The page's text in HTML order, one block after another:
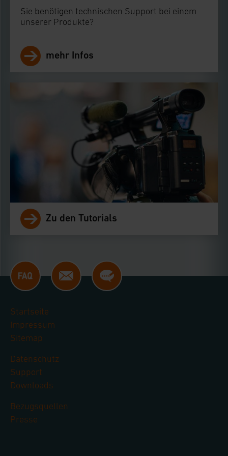
längerfristig gespeichert werden und dieses Banner
erneut angezeigt wird.
Impressum
Sie benötigen technischen Support bei einem
unserer Produkte?
mehr Infos
Zu den Tutorials
Startseite
Impressum
Sitemap
Datenschutz
Support
Downloads
Bezugsquellen
Presse